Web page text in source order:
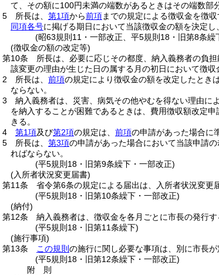
て、その額に100円未満の端数があるときはその端数部
5
所長は、 第1項から前項までの規定による徴収金を徴
同項各号に掲げる期日において当該徴収金の額を決定
(昭63規則11・一部改正、平5規則18・旧第8条
(徴収金の額の改定等)
第10条
所長は、必要に応じその都度、納入義務者の負
該変更の理由が生じた日の属する月の初日において徴収
2
所長は、 前項の規定により徴収金の額を改定したとき
ならない。
3
納入義務者は、災害、病気その他やむを得ない理由に
を納入することが困難であるときは、費用徴収額改定申
きる。
4
第1項及び第2項の規定は、 前項の申請があった場合に
5
所長は、 第3項の申請があった場合において当該申請
ればならない。
(平5規則18・旧第9条繰下・一部改正)
(入所者状況変更届書)
第11条
省令第6条の規定による届出は、入所者状況変更
(平5規則18・旧第10条繰下・一部改正)
(納付)
第12条
納入義務者は、徴収金を各月ごとに市長の発行
(平5規則18・旧第11条繰下)
(施行事項)
第13条
この規則 の施行に関し必要な事項は、別に市長が
(平5規則18・旧第12条繰下・一部改正)
附 則